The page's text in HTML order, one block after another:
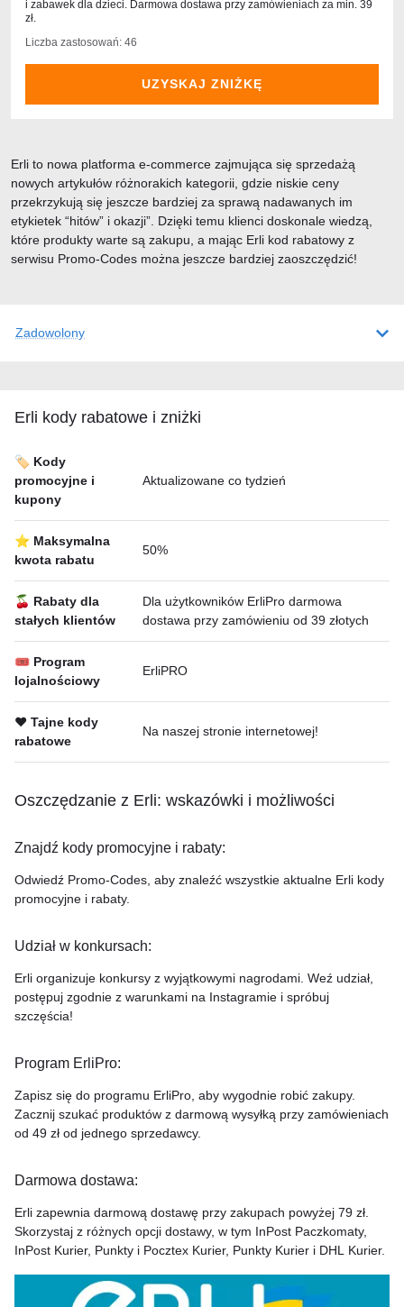
i zabawek dla dzieci. Darmowa dostawa przy zamówieniach za min. 39
zł.
Liczba zastosowań: 46
UZYSKAJ ZNIŻKĘ
Zadowolony
Erli kody rabatowe i zniżki
🏷️ Kody
promocyjne i
kupony
Aktualizowane co tydzień
⭐ Maksymalna
kwota rabatu
50%
🍒 Rabaty dla
stałych klientów
Dla użytkowników ErliPro darmowa
dostawa przy zamówieniu od 39 złotych
🎟 Program
lojalnościowy
ErliPRO
❤️ Tajne kody
rabatowe
Na naszej stronie internetowej!
Oszczędzanie z Erli: wskazówki i możliwości
Znajdź kody promocyjne i rabaty:
Odwiedź Promo-Codes, aby znaleźć wszystkie aktualne Erli kody
promocyjne i rabaty.
Udział w konkursach:
Erli organizuje konkursy z wyjątkowymi nagrodami. Weź udział,
postępuj zgodnie z warunkami na Instagramie i spróbuj
szczęścia!
Program ErliPro:
Zapisz się do programu ErliPro, aby wygodnie robić zakupy.
Zacznij szukać produktów z darmową wysyłką przy zamówieniach
od 49 zł od jednego sprzedawcy.
Darmowa dostawa:
Erli zapewnia darmową dostawę przy zakupach powyżej 79 zł.
Skorzystaj z różnych opcji dostawy, w tym InPost Paczkomaty,
InPost Kurier, Punkty i Pocztex Kurier, Punkty Kurier i DHL Kurier.
Erli to nowa platforma e-commerce zajmująca się sprzedażą
nowych artykułów różnorakich kategorii, gdzie niskie ceny
przekrzykują się jeszcze bardziej za sprawą nadawanych im
etykietek “hitów” i okazji”. Dzięki temu klienci doskonale wiedzą,
które produkty warte są zakupu, a mając Erli kod rabatowy z
serwisu Promo-Codes można jeszcze bardziej zaoszczędzić!